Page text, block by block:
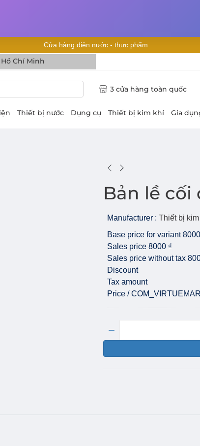
Cửa hàng điện nước - thực phẩm
Chí Minh
3 cửa hàng toàn quốc
Thiết bị nước Dụng cụ Thiết bị kim khí Gia
Bản lề cối
Manufacturer : Thiết bị
Base price for variant
Sales price 8000 ₫
Sales price without tax
Discount
Tax amount
Price /